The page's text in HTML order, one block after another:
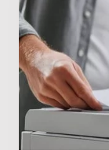
Ersetzendes
GoBD-
Di.
90 min